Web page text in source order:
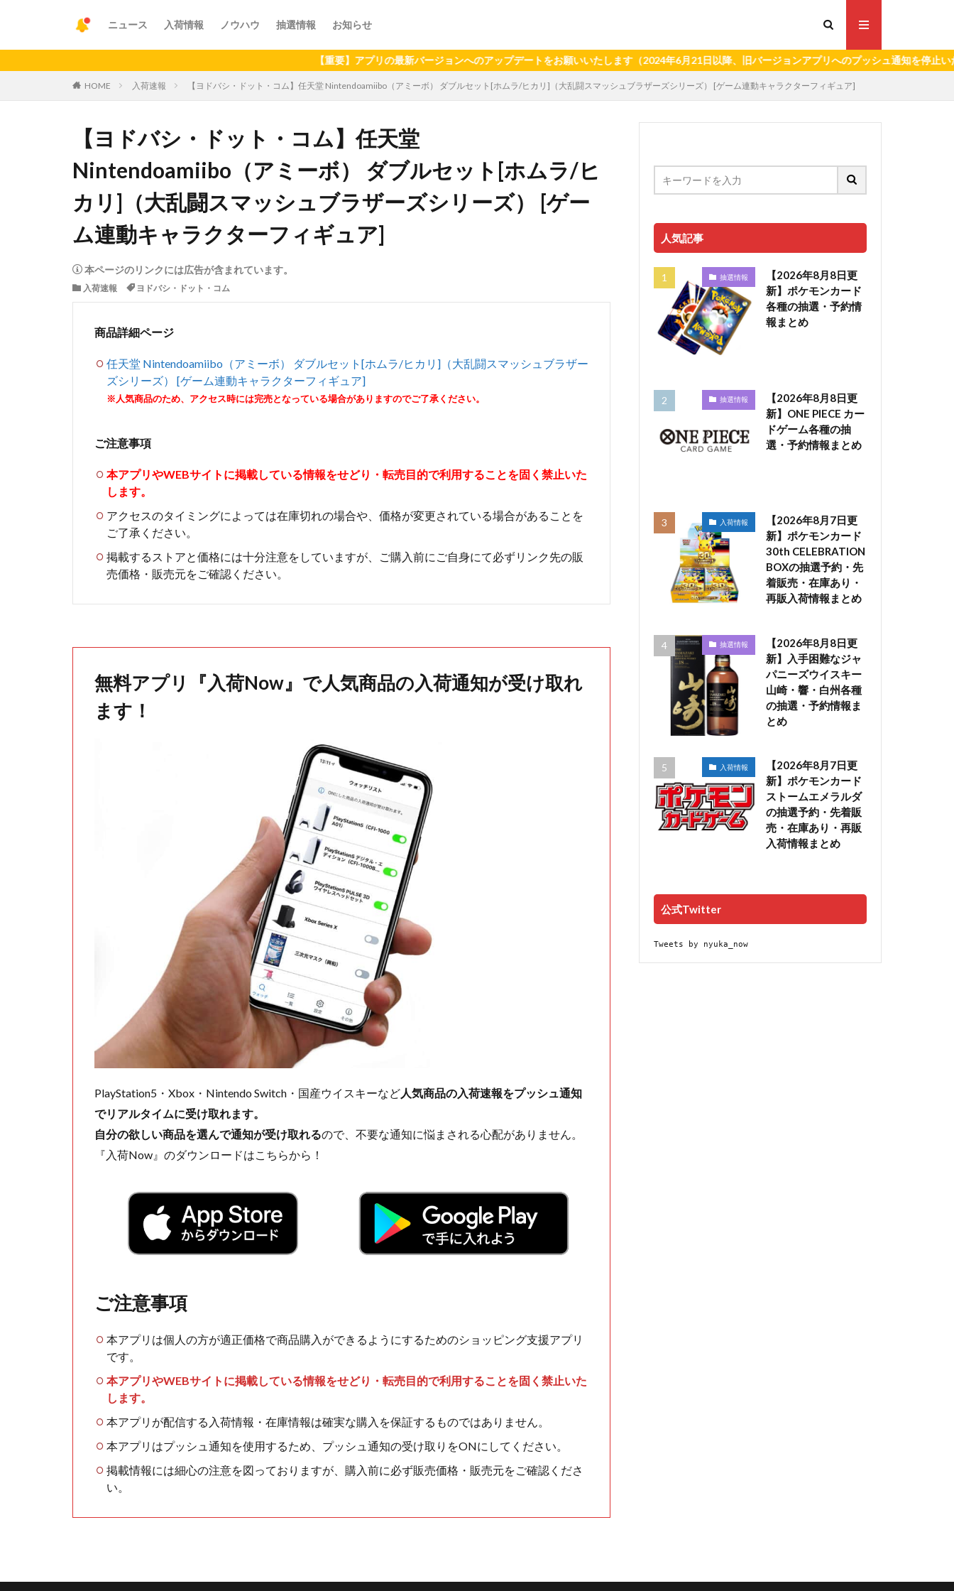
ニュース 入荷情報 ノウハウ 抽選情報 お知らせ
【重要】アプリの最新バージョンへのアップデートをお願いいたします（2024年6月21日以降、旧バージョンアプリへのプッシュ通知を停止いたします。
HOME 入荷速報 【ヨドバシ・ドット・コム】任天堂 Nintendoamiibo（アミーボ） ダブルセット[ホムラ/ヒカリ]（大乱闘スマッシュブラザーズシリーズ） [ゲーム連動キャラクターフィギュア]
【ヨドバシ・ドット・コム】任天堂
Nintendoamiibo（アミーボ） ダブルセット[ホムラ/ヒ
カリ]（大乱闘スマッシュブラザーズシリーズ） [ゲー
ム連動キャラクターフィギュア]
本ページのリンクには広告が含まれています。
入荷速報 ヨドバシ・ドット・コム
商品詳細ページ
任天堂 Nintendoamiibo（アミーボ） ダブルセット[ホムラ/ヒカリ]（大乱闘スマッシュブラザー
ズシリーズ） [ゲーム連動キャラクターフィギュア]
※人気商品のため、アクセス時には完売となっている場合がありますのでご了承ください。
ご注意事項
本アプリやWEBサイトに掲載している情報をせどり・転売目的で利用することを固く禁止いた
します。
アクセスのタイミングによっては在庫切れの場合や、価格が変更されている場合があることを
ご了承ください。
掲載するストアと価格には十分注意をしていますが、ご購入前にご自身にて必ずリンク先の販
売価格・販売元をご確認ください。
無料アプリ『入荷Now』で人気商品の入荷通知が受け取れ
ます！
PlayStation5・Xbox・Nintendo Switch・国産ウイスキーなど人気商品の入荷速報をプッシュ通知
でリアルタイムに受け取れます。
自分の欲しい商品を選んで通知が受け取れるので、不要な通知に悩まされる心配がありません。
『入荷Now』のダウンロードはこちらから！
ご注意事項
本アプリは個人の方が適正価格で商品購入ができるようにするためのショッピング支援アプリ
です。
本アプリやWEBサイトに掲載している情報をせどり・転売目的で利用することを固く禁止いた
します。
本アプリが配信する入荷情報・在庫情報は確実な購入を保証するものではありません。
本アプリはプッシュ通知を使用するため、プッシュ通知の受け取りをONにしてください。
掲載情報には細心の注意を図っておりますが、購入前に必ず販売価格・販売元をご確認くださ
い。
人気記事
抽選情報
【2026年8月8日更
新】ポケモンカード
各種の抽選・予約情
報まとめ
抽選情報
【2026年8月8日更
新】ONE PIECE カー
ドゲーム各種の抽
選・予約情報まとめ
入荷情報
【2026年8月7日更
新】ポケモンカード
30th CELEBRATION
BOXの抽選予約・先
着販売・在庫あり・
再販入荷情報まとめ
抽選情報
【2026年8月8日更
新】入手困難なジャ
パニーズウイスキー
山崎・響・白州各種
の抽選・予約情報ま
とめ
入荷情報
【2026年8月7日更
新】ポケモンカード
ストームエメラルダ
の抽選予約・先着販
売・在庫あり・再販
入荷情報まとめ
公式Twitter
Tweets by nyuka_now